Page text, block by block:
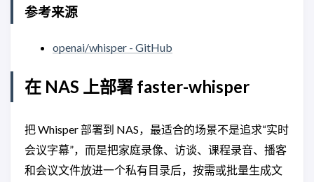
参考来源
openai/whisper - GitHub
在 NAS 上部署 faster-whisper
把 Whisper 部署到 NAS，最适合的场景不是追求“实时
会议字幕”，而是把家庭录像、访谈、课程录音、播客
和会议文件放进一个私有目录后，按需或批量生成文